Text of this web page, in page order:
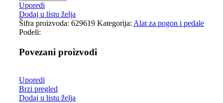
Uporedi
Dodaj u listu želja
Šifra proizvoda: 629619 Kategorija: Alat za pogon i pedale
Podeli:
Povezani proizvodi
Uporedi
Brzi pregled
Dodaj u listu želja